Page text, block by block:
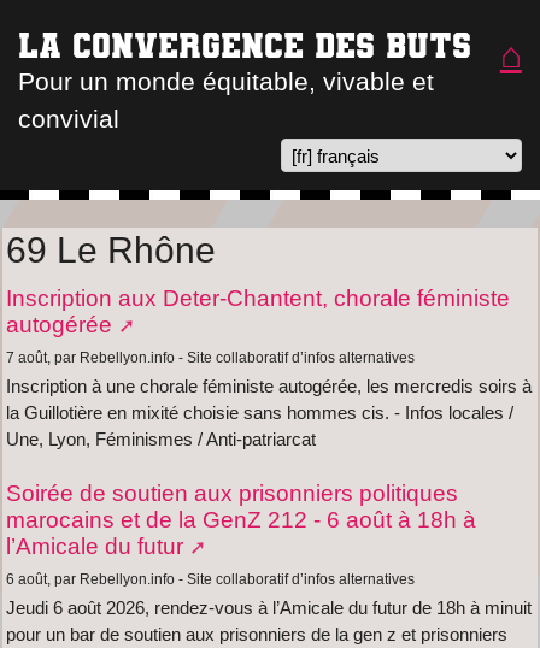
⌂
La convergence des buts
Pour un monde équitable, vivable et
convivial
69 Le Rhône
Inscription aux Deter-Chantent, chorale féministe
autogérée
7 août, par Rebellyon.info - Site collaboratif d’infos alternatives
Inscription à une chorale féministe autogérée, les mercredis soirs à
la Guillotière en mixité choisie sans hommes cis. - Infos locales /
Une, Lyon, Féminismes / Anti-patriarcat
Soirée de soutien aux prisonniers politiques
marocains et de la GenZ 212 - 6 août à 18h à
l’Amicale du futur
6 août, par Rebellyon.info - Site collaboratif d’infos alternatives
Jeudi 6 août 2026, rendez-vous à l’Amicale du futur de 18h à minuit
pour un bar de soutien aux prisonniers de la gen z et prisonniers